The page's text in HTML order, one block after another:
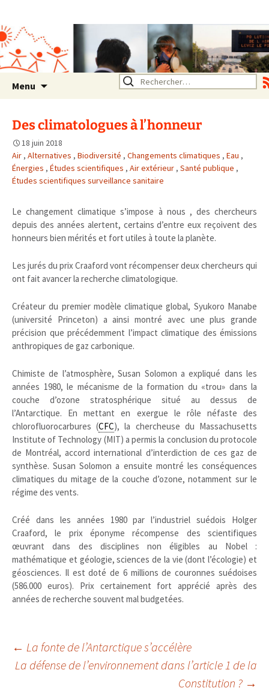
Rhône Alpes
Un environnement sain pour
la santé de tous
Menu Rechercher :
Des climatologues à l’honneur
18 juin 2018
Air , Alternatives , Biodiversité , Changements climatiques , Eau ,
Énergies , Études scientifiques , Air extérieur , Santé publique ,
Études scientifiques surveillance sanitaire
Le changement climatique s’impose à nous , des chercheurs
depuis des années alertent, certains d’entre eux reçoivent des
honneurs bien mérités et fort utiles à toute la planète.
Les jurés du prix Craaford vont récompenser deux chercheurs qui
ont fait avancer la recherche climatologique.
Créateur du premier modèle climatique global, Syukoro Manabe
(université Princeton) a ainsi montré avec une plus grande
précision que précédemment l’impact climatique des émissions
anthropiques de gaz carbonique.
Chimiste de l’atmosphère, Susan Solomon a expliqué dans les
années 1980, le mécanisme de la formation du «trou» dans la
couche d’ozone stratosphérique situé au dessus de
l’Antarctique. En mettant en exergue le rôle néfaste des
chlorofluorocarbures (CFC), la chercheuse du Massachusetts
Institute of Technology (MIT) a permis la conclusion du protocole
de Montréal, accord international d’interdiction de ces gaz de
synthèse. Susan Solomon a ensuite montré les conséquences
climatiques du mitage de la couche d’ozone, notamment sur le
régime des vents.
Créé dans les années 1980 par l’industriel suédois Holger
Craaford, le prix éponyme récompense des scientifiques
œuvrant dans des disciplines non éligibles au Nobel :
mathématique et géologie, sciences de la vie (dont l’écologie) et
géosciences. Il est doté de 6 millions de couronnes suédoises
(586.000 euros). Prix certainement fort apprécié après des
années de recherche souvent mal budgetées.
Navigation
← La fonte de l’Antarctique s’accélère
La défense de l’environnement dans l’article 1 de la
Constitution ? →